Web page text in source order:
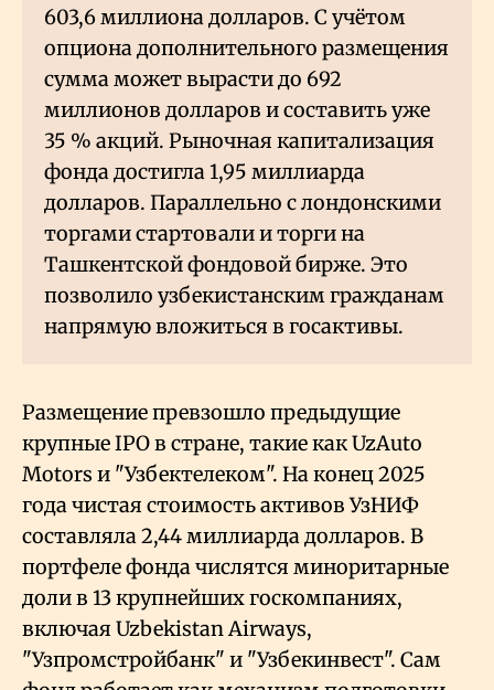
603,6 миллиона долларов. С учётом
опциона дополнительного размещения
сумма может вырасти до 692
миллионов долларов и составить уже
35 % акций. Рыночная капитализация
фонда достигла 1,95 миллиарда
долларов. Параллельно с лондонскими
торгами стартовали и торги на
Ташкентской фондовой бирже. Это
позволило узбекистанским гражданам
напрямую вложиться в госактивы.
Размещение превзошло предыдущие
крупные IPO в стране, такие как UzAuto
Motors и "Узбектелеком". На конец 2025
года чистая стоимость активов УзНИФ
составляла 2,44 миллиарда долларов. В
портфеле фонда числятся миноритарные
доли в 13 крупнейших госкомпаниях,
включая Uzbekistan Airways,
"Узпромстройбанк" и "Узбекинвест". Сам